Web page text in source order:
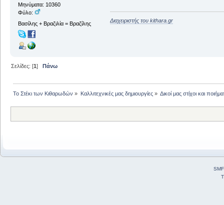
Μηνύματα: 10360
Φύλο:
Βασίλης + Βραζιλία = Βραζίλης
Διαχειριστής του kithara.gr
Σελίδες: [1]Πάνω
Το Στέκι των Κιθαρωδών » Καλλιτεχνικές μας δημιουργίες» Δικοί μας στίχοι και